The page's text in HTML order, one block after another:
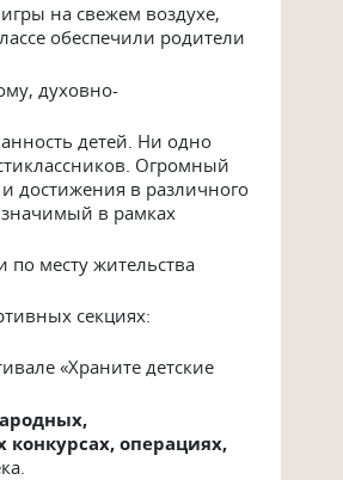
на свежем воздухе,
обеспечили родители
духовно-
детей. Ни одно
Огромный
достижения в различного
в рамках
месту жительства
секциях:
«Храните детские
операциях,